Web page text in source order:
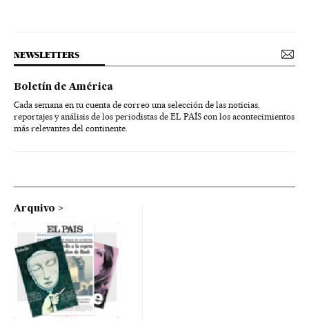
NEWSLETTERS
Boletín de América
Cada semana en tu cuenta de correo una selección de las noticias,
reportajes y análisis de los periodistas de EL PAÍS con los acontecimientos
más relevantes del continente.
Arquivo